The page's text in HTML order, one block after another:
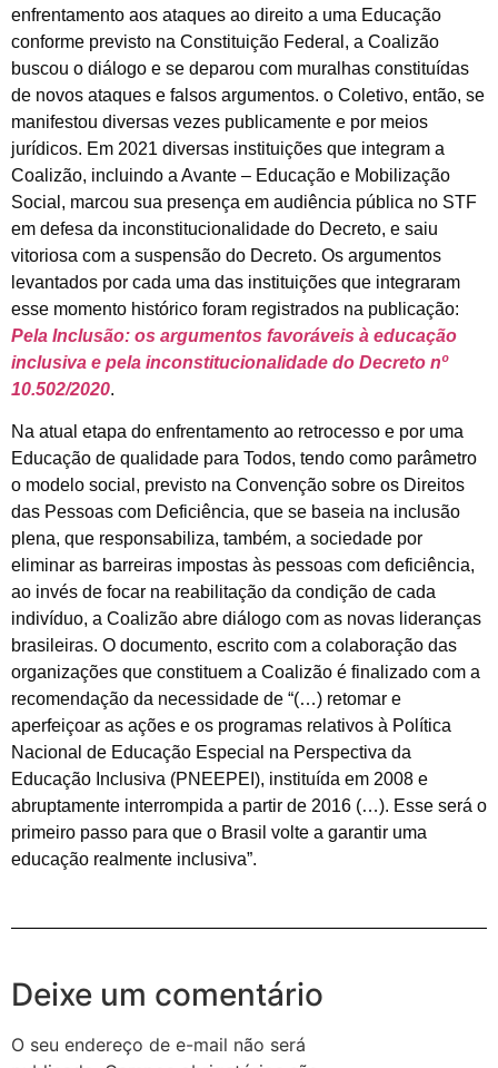
enfrentamento aos ataques ao direito a uma Educação
conforme previsto na Constituição Federal, a Coalizão
buscou o diálogo e se deparou com muralhas constituídas
de novos ataques e falsos argumentos. o Coletivo, então, se
manifestou diversas vezes publicamente e por meios
jurídicos. Em 2021 diversas instituições que integram a
Coalizão, incluindo a Avante – Educação e Mobilização
Social, marcou sua presença em audiência pública no STF
em defesa da inconstitucionalidade do Decreto, e saiu
vitoriosa com a suspensão do Decreto. Os argumentos
levantados por cada uma das instituições que integraram
esse momento histórico foram registrados na publicação:
Pela Inclusão: os argumentos favoráveis à educação
inclusiva e pela inconstitucionalidade do Decreto nº
10.502/2020.
Na atual etapa do enfrentamento ao retrocesso e por uma
Educação de qualidade para Todos, tendo como parâmetro
o modelo social, previsto na Convenção sobre os Direitos
das Pessoas com Deficiência, que se baseia na inclusão
plena, que responsabiliza, também, a sociedade por
eliminar as barreiras impostas às pessoas com deficiência,
ao invés de focar na reabilitação da condição de cada
indivíduo, a Coalizão abre diálogo com as novas lideranças
brasileiras. O documento, escrito com a colaboração das
organizações que constituem a Coalizão é finalizado com a
recomendação da necessidade de “(…) retomar e
aperfeiçoar as ações e os programas relativos à Política
Nacional de Educação Especial na Perspectiva da
Educação Inclusiva (PNEEPEI), instituída em 2008 e
abruptamente interrompida a partir de 2016 (…). Esse será o
primeiro passo para que o Brasil volte a garantir uma
educação realmente inclusiva”.
Deixe um comentário
O seu endereço de e-mail não será